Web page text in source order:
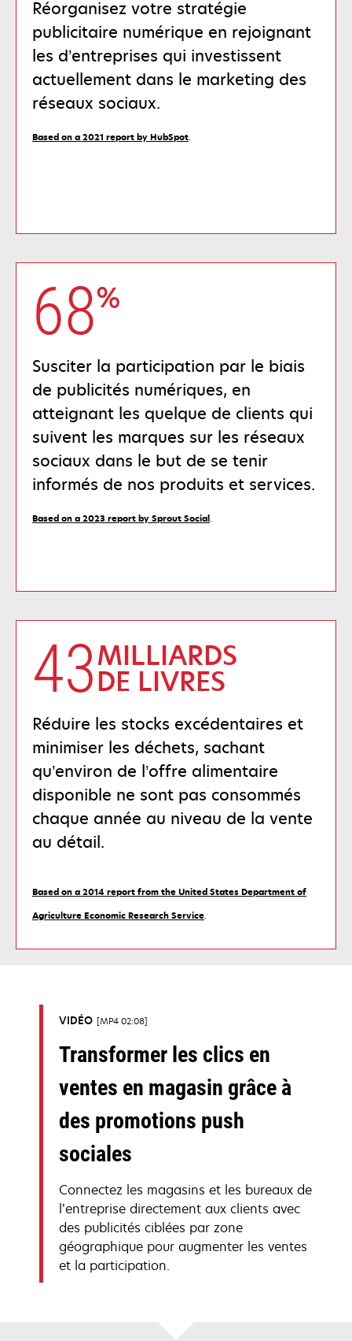
Réorganisez votre stratégie
publicitaire numérique en rejoignant
les d’entreprises qui investissent
actuellement dans le marketing des
réseaux sociaux.
Based on a 2021 report by HubSpotdans
%
68
Susciter la participation par le biais
de publicités numériques, en
atteignant les quelque de clients qui
suivent les marques sur les réseaux
sociaux dans le but de se tenir
informés de nos produits et services.
Based on a 2023 report by Sprout Socialdans
MILLIARDS
DE LIVRES
43
Réduire les stocks excédentaires et
minimiser les déchets, sachant
qu’environ de l’offre alimentaire
disponible ne sont pas consommés
chaque année au niveau de la vente
au détail.
Based on a 2014 report from the United States Department of
Agriculture Economic Research Servicedans
nouvel
VIDÉO MP4 02:08
Transformer les clics en
ventes en magasin grâce à
des promotions push
sociales
Connectez les magasins et les bureaux de
l’entreprise directement aux clients avec
des publicités ciblées par zone
géographique pour augmenter les ventes
et la participation.